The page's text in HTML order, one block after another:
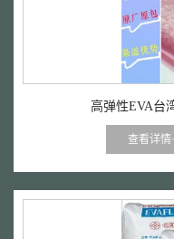
高弹性EVA台
查看详情